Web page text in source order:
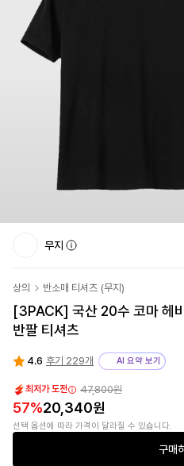
무지
상의 반소매 티셔츠 (무지)
[3PACK] 국산 20수 코마 헤
반팔 티셔츠
4.6 후기 229개 AI 요약 보기
최저가 도전 47,800원
57%20,340원
선택 옵션에 따라 가격이 달라질 수 있습니다.
구매